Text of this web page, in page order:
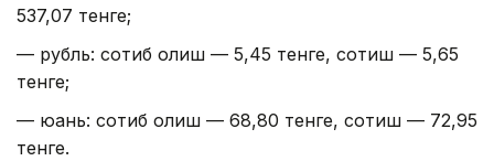
537,07 тенге;
— рубль: сотиб олиш — 5,45 тенге, сотиш — 5,65
тенге;
— юань: сотиб олиш — 68,80 тенге, сотиш — 72,95
тенге.